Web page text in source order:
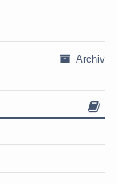
Archiv